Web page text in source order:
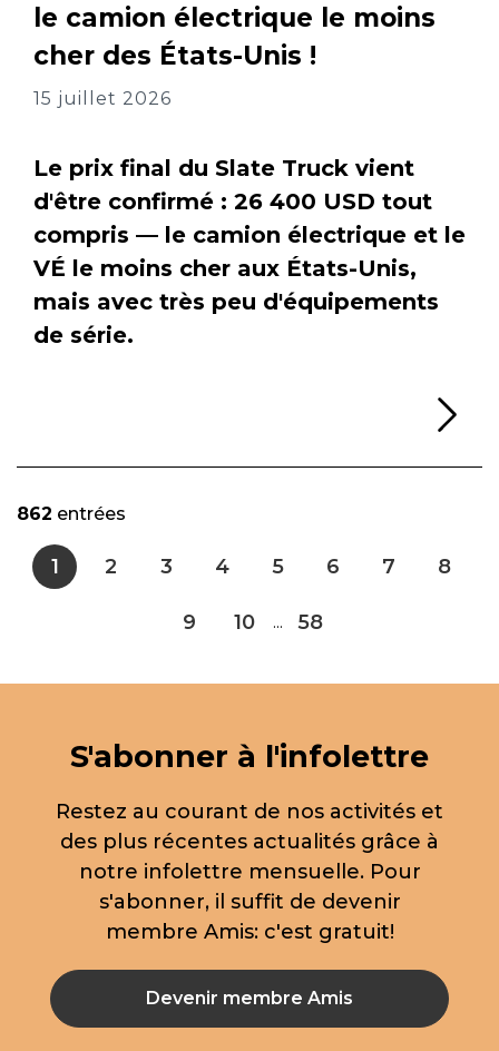
le camion électrique le moins
cher des États-Unis !
15 juillet 2026
Le prix final du Slate Truck vient
d'être confirmé : 26 400 USD tout
compris — le camion électrique et le
VÉ le moins cher aux États-Unis,
mais avec très peu d'équipements
de série.
862 entrées
1 2 3 4 5 6 7 8
9 10 ... 58
S'abonner à l'infolettre
Restez au courant de nos activités et
des plus récentes actualités grâce à
notre infolettre mensuelle. Pour
s'abonner, il suffit de devenir
membre Amis: c'est gratuit!
Devenir membre Amis